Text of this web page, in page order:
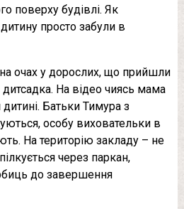
поверху будівлі. Як
просто забули в
очах у дорослих, що прийшли
дитсадка. На відео чиясь мама
Батьки Тимура з
особу виховательки в
На територію закладу – не
через паркан,
до завершення